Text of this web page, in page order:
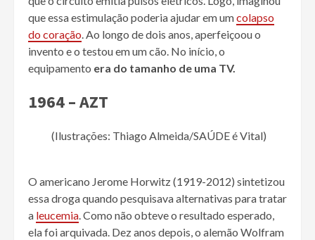
que essa estimulação poderia ajudar em umcolapso
do coração. Ao longo de dois anos, aperfeiçoou o
invento e o testou em um cão. No início, o
equipamento era do tamanho de uma TV.
1964 – AZT
(Ilustrações: Thiago Almeida/SAÚDE é Vital)
O americano Jerome Horwitz (1919-2012) sintetizou
essa droga quando pesquisava alternativas para tratar
a leucemia. Como não obteve o resultado esperado,
ela foi arquivada. Dez anos depois, o alemão Wolfram